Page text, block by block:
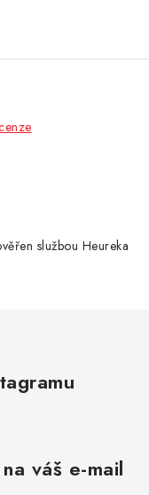
službou Heureka
váš e-mail